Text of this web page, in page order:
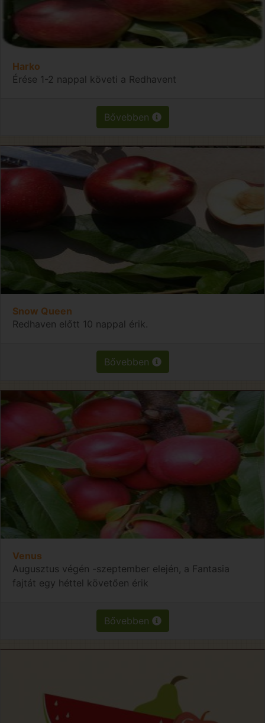
Harko
Érése 1-2 nappal követi a Redhavent
Bővebben
Snow Queen
Redhaven előtt 10 nappal érik.
Bővebben
Venus
Augusztus végén -szeptember elején, a Fantasia
fajtát egy héttel követően érik
Bővebben